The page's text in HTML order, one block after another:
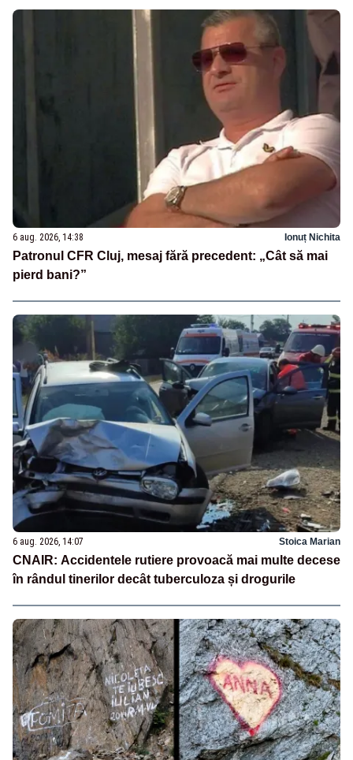
6 aug. 2026, 14:38 Ionuț Nichita
Patronul CFR Cluj, mesaj fără precedent: „Cât să mai
pierd bani?”
6 aug. 2026, 14:07 Stoica Marian
CNAIR: Accidentele rutiere provoacă mai multe decese
în rândul tinerilor decât tuberculoza și drogurile